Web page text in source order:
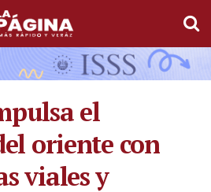
el
oriente con
viales y